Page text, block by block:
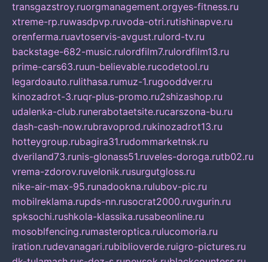
transgazstroy.ruorgmanagement.orgyes-fitness.ru
xtreme-rp.ruwasdpvp.ruvoda-otri.rutishinapve.ru
orenferma.ruavtoservis-avgust.rulord-tv.ru
backstage-682-music.rulordfilm7.rulordfilm13.ru
prime-cars63.ruun-believable.rucodetool.ru
legardoauto.rulithasa.rumuz-1.rugooddver.ru
kinozadrot-3.ruqr-plus-promo.ru2shizashop.ru
udalenka-club.runerabotaetsite.rucarszona-bu.ru
dash-cash-now.rubravoprod.rukinozadrot13.ru
hotteygroup.rubagira31.rudommarketnsk.ru
dveriland73.runis-glonass51.ruveles-doroga.rutb02.ru
vrema-zdorov.ruvelonik.rusurgutgloss.ru
nike-air-max-95.runadookna.rulubov-pic.ru
mobilreklama.rupds-nn.rusocrat2000.ruvgurin.ru
spksochi.rushkola-klassika.rusabeonline.ru
mosoblfencing.rumasteroptica.rulucomoria.ru
iration.rudevanagari.rubiblioverde.ruigro-pictures.ru